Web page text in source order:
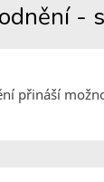
-
přináší